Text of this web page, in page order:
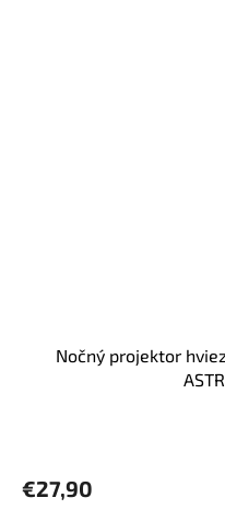
Nočný projektor
€27,90